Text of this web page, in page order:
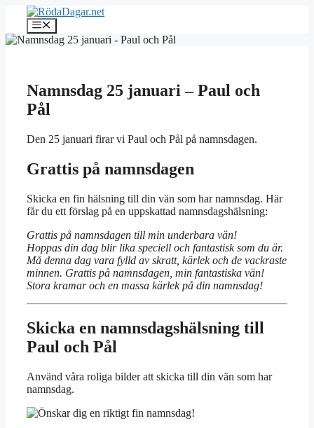
Hoppa
innehåll
Meny
Namnsdag 25 januari – Paul och
Pål
Den 25 januari firar vi Paul och Pål på namnsdagen.
Grattis på namnsdagen
Skicka en fin hälsning till din vän som har namnsdag. Här
får du ett förslag på en uppskattad namnsdagshälsning:
Grattis på namnsdagen till min underbara vän!
Hoppas din dag blir lika speciell och fantastisk som du är.
Må denna dag vara fylld av skratt, kärlek och de vackraste
minnen. Grattis på namnsdagen, min fantastiska vän!
Stora kramar och en massa kärlek på din namnsdag!
Skicka en namnsdagshälsning till
Paul och Pål
Använd våra roliga bilder att skicka till din vän som har
namnsdag.